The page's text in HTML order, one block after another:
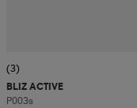
(3)
BLIZ ACTIVE
P003s